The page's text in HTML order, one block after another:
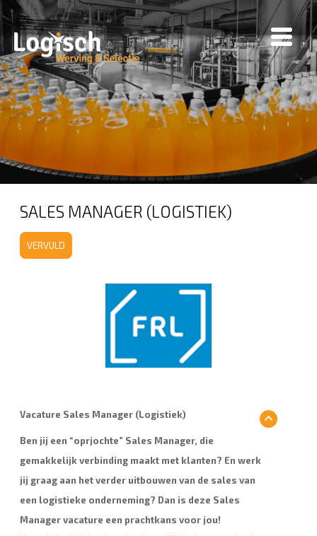
SALES MANAGER (LOGISTIEK)
VERVULD
Vacature Sales Manager (Logistiek)
Ben jij een “oprjochte” Sales Manager, die
gemakkelijk verbinding maakt met klanten? En werk
jij graag aan het verder uitbouwen van de sales van
een logistieke onderneming? Dan is deze Sales
Manager vacature een prachtkans voor jou!